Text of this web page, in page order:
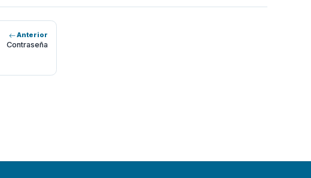
Anterior
Contraseña